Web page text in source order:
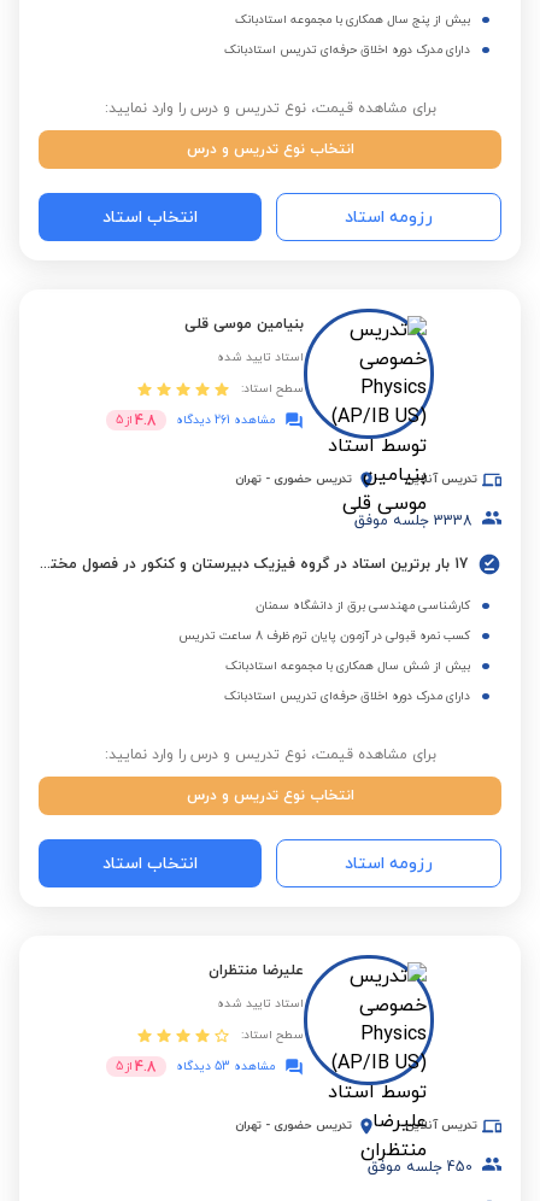
بیش از پنج سال همکاری با مجموعه استادبانک
دارای مدرک دوره اخلاق حرفه‌ای تدریس استادبانک
برای مشاهده قیمت، نوع تدریس و درس را وارد نمایید:
انتخاب نوع تدریس و درس
رزومه استاد انتخاب استاد
بنیامین موسی قلی
استاد تایید شده
سطح استاد:
مشاهده 261 دیدگاه
4.8 از 5
تدریس آنلاین تدریس حضوری - تهران
3338 جلسه موفق
17 بار برترین استاد در گروه فیزیک دبیرستان و کنکور در فصول مختلف
کارشناسی مهندسی برق از دانشگاه سمنان
کسب نمره قبولی در آزمون پایان ترم ظرف 8 ساعت تدریس
بیش از شش سال همکاری با مجموعه استادبانک
دارای مدرک دوره اخلاق حرفه‌ای تدریس استادبانک
برای مشاهده قیمت، نوع تدریس و درس را وارد نمایید:
انتخاب نوع تدریس و درس
رزومه استاد انتخاب استاد
علیرضا منتظران
استاد تایید شده
سطح استاد:
مشاهده 53 دیدگاه
4.8 از 5
تدریس آنلاین تدریس حضوری - تهران
450 جلسه موفق